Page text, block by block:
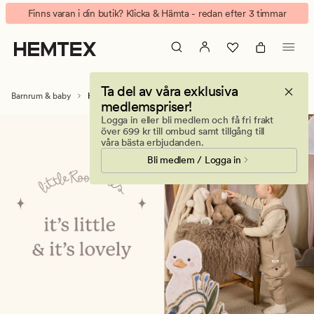
Handdukar
till
Barn
Animerad
banner.
Klicka
på
för
Finns varan i din butik? Klicka & Hämta - redan efter 3 timmar
Ta del av våra exklusiva
medlemspriser!
Logga in eller bli medlem och få fri frakt
över 699 kr till ombud samt tillgång till
våra bästa erbjudanden.
Bli medlem / Logga in
Barnrum & baby Handdukar barn